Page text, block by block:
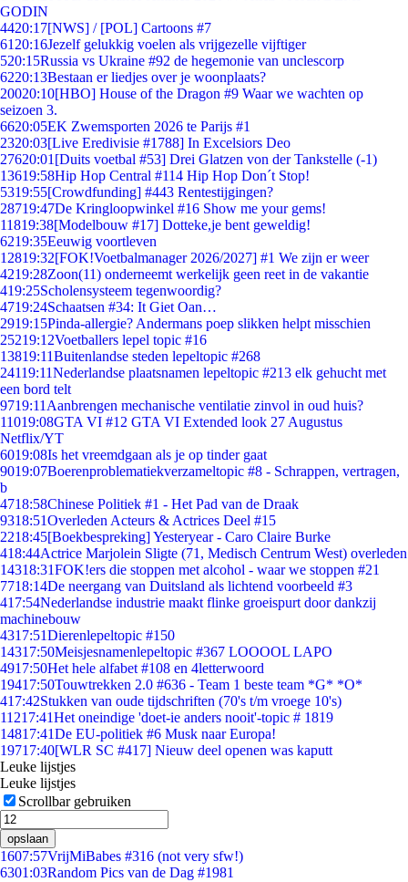
GODIN
4420:17[NWS] / [POL] Cartoons #7
61 20:16Jezelf gelukkig voelen als vrijgezelle vijftiger
520:15Russia vs Ukraine #92 de hegemonie van unclescorp
6220:13Bestaan er liedjes over je woonplaats?
20020:10[HBO] House of the Dragon #9 Waar we wachten op
seizoen 3.
6620:05EK Zwemsporten 2026 te Parijs #1
2320:03[Live Eredivisie #1788] In Excelsiors Deo
27620:01 [Duits voetbal #53] Drei Glatzen von der Tankstelle (-1)
13619:58Hip Hop Central #114 Hip Hop Don´t Stop!
5319:55[Crowdfunding] #443 Rentestijgingen?
28719:47De Kringloopwinkel #16 Show me your gems!
11819:38[Modelbouw #17] Dotteke,je bent geweldig!
6219:35Eeuwig voortleven
12819:32[FOK!Voetbalmanager 2026/2027] #1 We zijn er weer
4219:28Zoon(11) onderneemt werkelijk geen reet in de vakantie
419:25Scholensysteem tegenwoordig?
4719:24Schaatsen #34: It Giet Oan…
2919:15Pinda-allergie? Andermans poep slikken helpt misschien
25219:12Voetballers lepel topic #16
13819:11Buitenlandse steden lepeltopic #268
24119:11Nederlandse plaatsnamen lepeltopic #213 elk gehucht met
een bord telt
9719:11 Aanbrengen mechanische ventilatie zinvol in oud huis?
11019:08GTA VI #12 GTA VI Extended look 27 Augustus
Netflix/YT
6019:08Is het vreemdgaan als je op tinder gaat
9019:07Boerenproblematiekverzameltopic #8 - Schrappen, vertragen,
b
4718:58Chinese Politiek #1 - Het Pad van de Draak
9318:51Overleden Acteurs & Actrices Deel #15
2218:45[Boekbespreking] Yesteryear - Caro Claire Burke
418:44Actrice Marjolein Sligte (71, Medisch Centrum West) overleden
14318:31FOK!ers die stoppen met alcohol - waar we stoppen #21
7718:14De neergang van Duitsland als lichtend voorbeeld #3
417:54Nederlandse industrie maakt flinke groeispurt door dankzij
machinebouw
4317:51Dierenlepeltopic #150
14317:50Meisjesnamenlepeltopic #367 LOOOOL LAPO
4917:50Het hele alfabet #108 en 4letterwoord
19417:50Touwtrekken 2.0 #636 - Team 1 beste team *G* *O*
417:42Stukken van oude tijdschriften (70's t/m vroege 10's)
11217:41Het oneindige 'doet-ie anders nooit'-topic # 1819
14817:41De EU-politiek #6 Musk naar Europa!
19717:40[WLR SC #417] Nieuw deel openen was kaputt
Leuke lijstjes
Leuke lijstjes
Scrollbar gebruiken
opslaan
1607:57VrijMiBabes #316 (not very sfw!)
6301:03Random Pics van de Dag #1981